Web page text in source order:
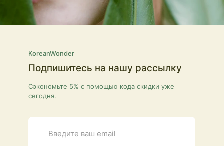
KoreanWonder
Подпишитесь на нашу рассылку
Сэкономьте 5% с помощью кода скидки уже
сегодня.